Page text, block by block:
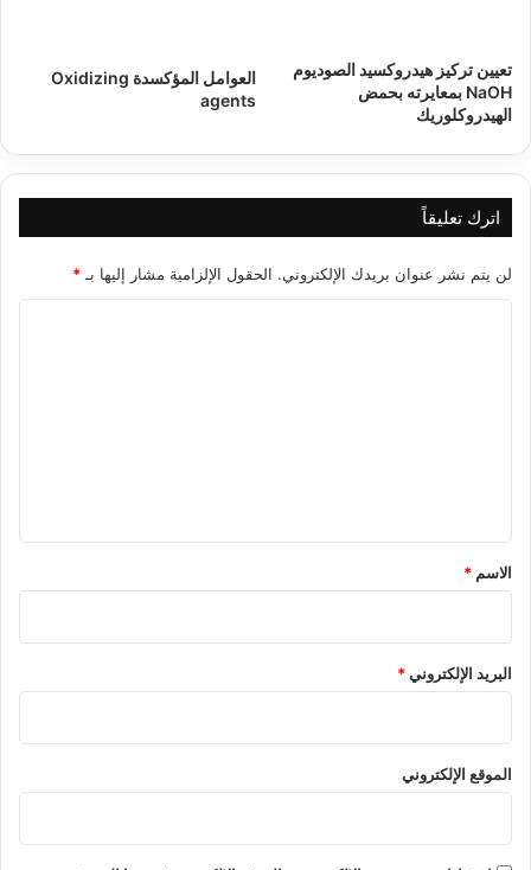
تعيين تركيز ھيدروكسيد الصوديوم
NaOH بمعايرته بحمض
الهيدروكلوريك
العوامل المؤكسدة Oxidizing
agents
اترك تعليقاً
لن يتم نشر عنوان بريدك الإلكتروني. الحقول الإلزامية مشار إليها بـ *
*
الاسم *
البريد الإلكتروني*
الموقع الإلكتروني